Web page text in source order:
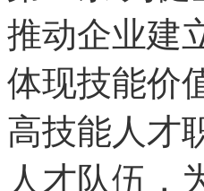
推动企业建
体现技能价
高技能人才
人才队伍，